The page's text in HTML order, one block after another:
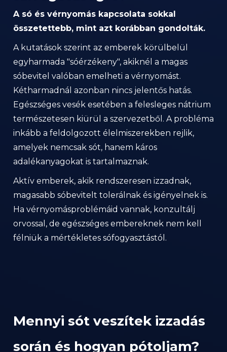
A só és vérnyomás kapcsolata sokkal
összetettebb, mint azt korábban gondolták.
A kutatások szerint az emberek körülbelül
egyharmada "sóérzékeny", akiknél a magas
sóbevitel valóban emelheti a vérnyomást.
Kétharmadnál azonban nincs jelentős hatás.
Egészséges vesék esetében a felesleges nátrium
természetesen kiürül a szervezetből. A probléma
inkább a feldolgozott élelmiszerekben rejlik,
amelyek nemcsak sót, hanem káros
adalékanyagokat is tartalmaznak.
Aktív emberek, akik rendszeresen izzadnak,
magasabb sóbevitelt tolerálnak és igényelnek is.
Ha vérnyomásproblémáid vannak, konzultálj
orvossal, de egészséges embereknek nem kell
félniük a mértékletes sófogyasztástól.
Mennyi sót veszítek izzadás
során és hogyan pótoljam?